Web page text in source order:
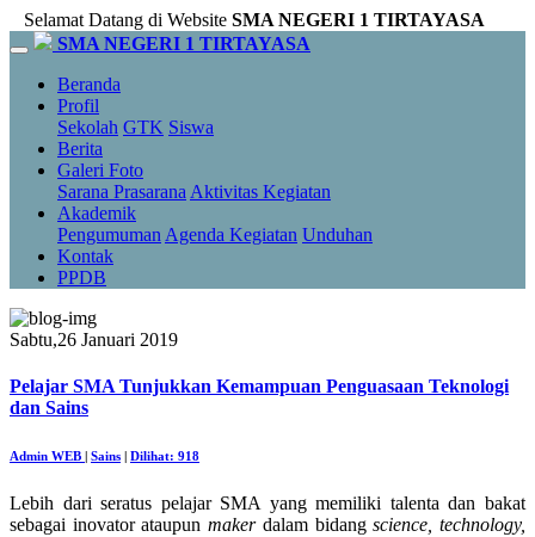
Selamat Datang di Website SMA NEGERI 1 TIRTAYASA
SMA NEGERI 1 TIRTAYASA
Beranda
Profil
Sekolah GTK Siswa
Berita
Galeri Foto
Sarana Prasarana Aktivitas Kegiatan
Akademik
Pengumuman Agenda Kegiatan Unduhan
Kontak
PPDB
Sabtu,26 Januari 2019
Pelajar SMA Tunjukkan Kemampuan Penguasaan Teknologi
dan Sains
Admin WEB Sains Dilihat: 918
Lebih dari seratus pelajar SMA yang memiliki talenta dan bakat
sebagai inovator ataupunmakerdalam bidangscience, technology,